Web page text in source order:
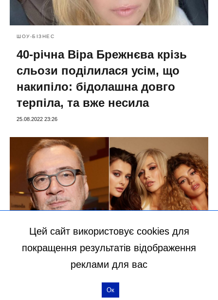
ШОУ-БІЗНЕС
40-річна Віра Брежнєва крізь
сльози поділилася усім, що
накипіло: бідолашна довго
терпіла, та вже несила
25.08.2022 23:26
“ВІА Гра” забули про сказане і
виступили перед росіянами:
Цей сайт використовує cookies для
покращення результатів відображення
реклами для вас
Ок